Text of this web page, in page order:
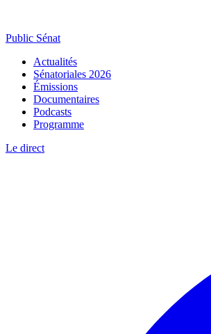
Public Sénat
Actualités
Sénatoriales 2026
Émissions
Documentaires
Podcasts
Programme
Le direct